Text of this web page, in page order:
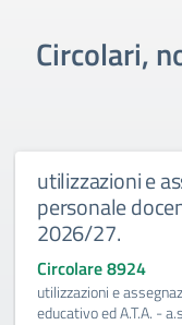
Circolari,
utilizzazioni e
personale
2026/27.
Circolare 8924
utilizzazioni e
educativo ed A.T.A. -